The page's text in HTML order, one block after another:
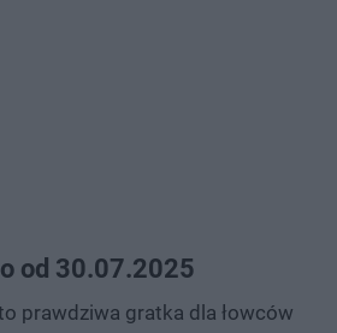
od 30.07.2025
prawdziwa gratka dla łowców